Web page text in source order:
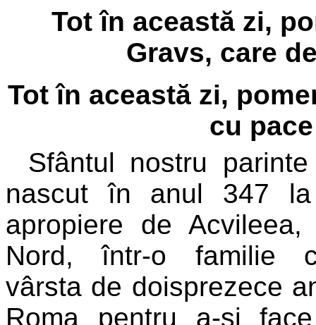
Tot în această zi,
Gravs, care
Tot în această zi,
cu
Sfântul nostru
nascut în anul 347
apropiere de
Nord, într-o familie
vârsta de doisprezece
Roma pentru a-si